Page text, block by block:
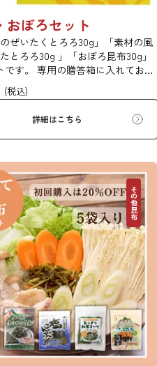
おぼろセット
のぜいたくとろろ30g」「素材の風
とろろ30g 」「おぼろ昆布30g」
です。 専用の贈答箱に入れてお届
祝い事、引き出物、お年賀、お
、母の日、父の日など様々なイベ
(税込)
詳細はこちら
その他昆布